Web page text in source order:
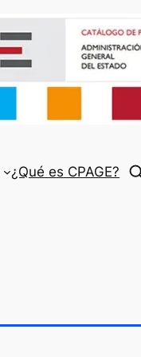
¿Qué es CPAGE?